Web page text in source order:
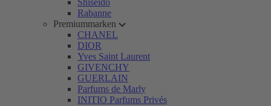
Shiseido
Rabanne
Premiummarken
CHANEL
DIOR
Yves Saint Laurent
GIVENCHY
GUERLAIN
Parfums de Marly
INITIO Parfums Privés